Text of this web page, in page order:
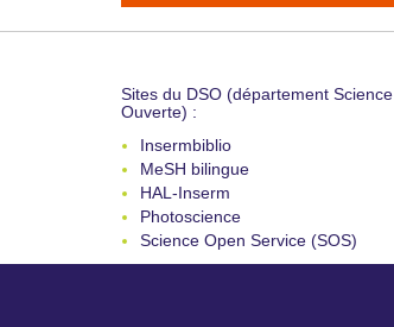
Sites du DSO (département Science
Ouverte) :
Insermbiblio
MeSH bilingue
HAL-Inserm
Photoscience
Science Open Service (SOS)